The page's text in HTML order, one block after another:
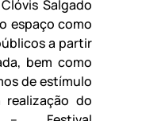
Salgado
espaço como
a partir
bem como
de estímulo
do